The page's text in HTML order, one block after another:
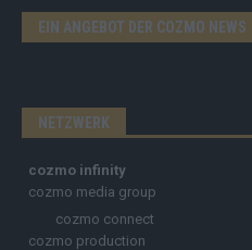
EIN ANGEBOT DER COZMO NEWS
NETZWERK
cozmo infinity
cozmo media group
cozmo connect
cozmo production